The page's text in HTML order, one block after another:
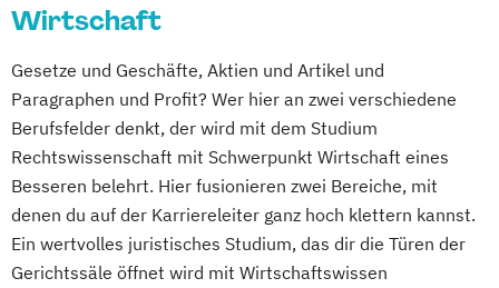
Wirtschaft
Gesetze und Geschäfte, Aktien und Artikel und
Paragraphen und Profit? Wer hier an zwei verschiedene
Berufsfelder denkt, der wird mit dem Studium
Rechtswissenschaft mit Schwerpunkt Wirtschaft eines
Besseren belehrt. Hier fusionieren zwei Bereiche, mit
denen du auf der Karriereleiter ganz hoch klettern kannst.
Ein wertvolles juristisches Studium, das dir die Türen der
Gerichtssäle öffnet wird mit Wirtschaftswissen